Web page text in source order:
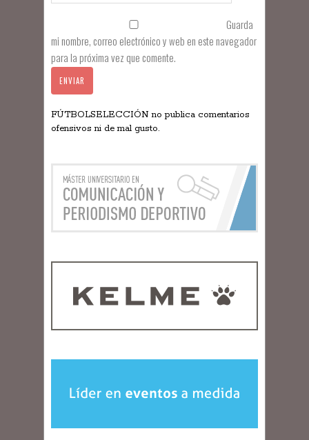
Guarda
mi nombre, correo electrónico y web en este navegador
para la próxima vez que comente.
FÚTBOLSELECCIÓN no publica comentarios
ofensivos ni de mal gusto.